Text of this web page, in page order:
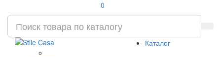
0
Каталог